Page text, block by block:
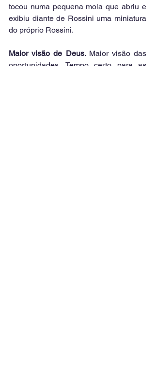
tocou numa pequena mola que abriu e
exibiu diante de Rossini uma miniatura
do próprio Rossini.
Maior visão de Deus. Maior visão das
oportunidades. Tempo certo para as